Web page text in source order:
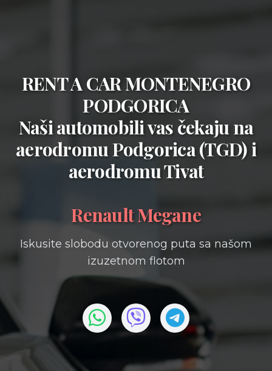
RENT A CAR MONTENEGRO
PODGORICA
Naši automobili vas čekaju na
aerodromu Podgorica (TGD) i
aerodromu Tivat
Renault Megane
Iskusite slobodu otvorenog puta sa našom
izuzetnom flotom